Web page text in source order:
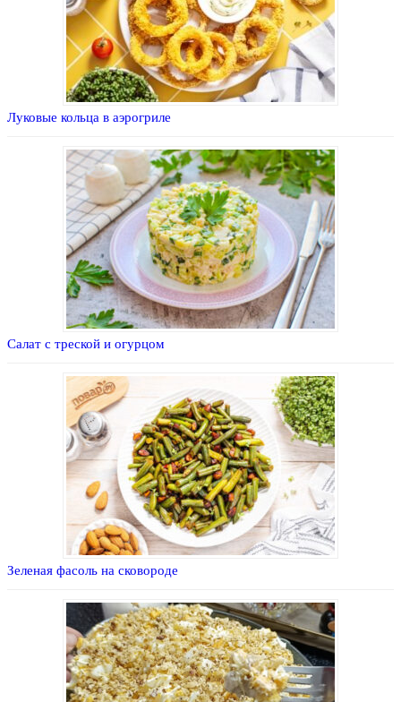
Луковые кольца в аэрогриле
Салат с треской и огурцом
Зеленая фасоль на сковороде